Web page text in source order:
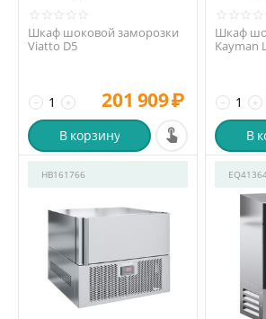
Шкаф шоковой заморозки
Viatto D5
+
− 201 909₽
В корзину
Шкаф
+
−
В
HB161766